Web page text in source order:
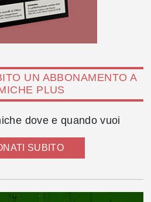
UN ABBONAMENTO A
PLUS
dove e quando vuoi
SUBITO